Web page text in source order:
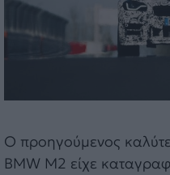
Ο προηγούμενος
BMW M2 είχε